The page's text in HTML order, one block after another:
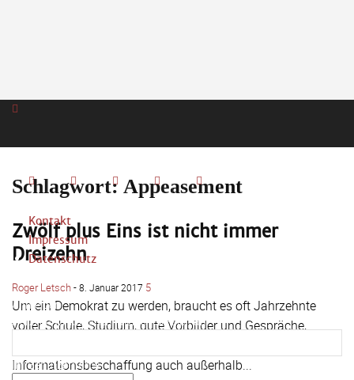
Kontakt
Impressum
Datenschutz
Anmelden
Herzlich willkommen! Melden Sie sich an
Ihr Benutzername
Schlagwort: Appeasement
Zwölf plus Eins ist nicht immer
Dreizehn
Roger Letsch-8. Januar 2017 5
Um ein Demokrat zu werden, braucht es oft Jahrzehnte
voller Schule, Studium, gute Vorbilder und Gespräche,
Informationsbeschaffung auch außerhalb...